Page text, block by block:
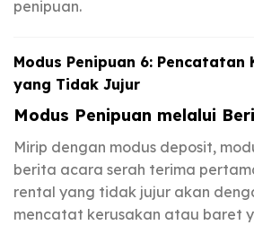
penipuan.
Modus Penipuan 6: Pencatatan
yang Tidak Jujur
Modus Penipuan melalui
Mirip dengan modus deposit,
berita acara serah terima
rental yang tidak jujur akan
mencatat kerusakan atau baret